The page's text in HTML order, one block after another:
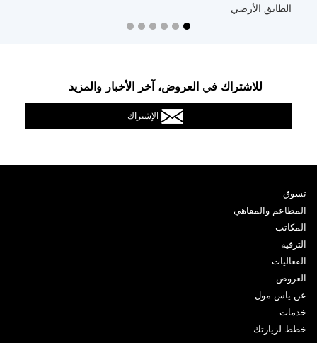
الطابق الأرضي
للاشتراك في العروض، آخر الأخبار والمزيد
الإشتراك
تسوق
المطاعم والمقاهي
المكاتب
الترفيه
الفعاليات
العروض
عن ياس مول
خدمات
خطط لزيارتك